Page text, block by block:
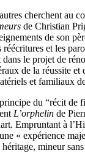
cherchent au
de Christian
de son
et les
dans le projet de
de la réussite
et familiaux
du “récit
L’orphelin de
Empruntant à
« expérience
mineur